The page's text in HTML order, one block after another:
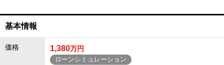
基本情報
価格 1,380万円
ローンシミュレーション